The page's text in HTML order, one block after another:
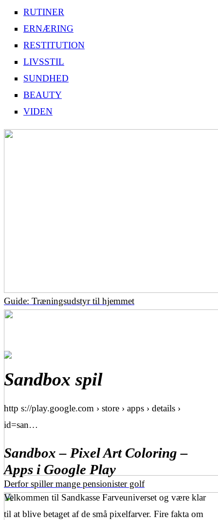
RUTINER
ERNÆRING
RESTITUTION
LIVSSTIL
SUNDHED
BEAUTY
VIDEN
Guide: Træningsudstyr til hjemmet
Derfor spiller mange pensionister golf
Sandbox spil
http s://play.google.com › store › apps › details ›
id=san…
Sandbox – Pixel Art Coloring –
Apps i Google Play
Velkommen til Sandkasse Farveuniverset og være klar
til at blive betaget af de små pixelfarver. Fire fakta om